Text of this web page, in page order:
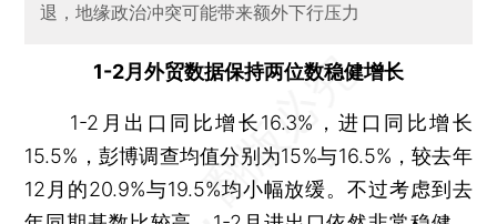
退，地缘政治冲突可能带来额外下行压力
1-2月外贸数据保持两位数稳健增长
1-2月出口同比增长16.3%，进口同比增长
15.5%，彭博调查均值分别为15%与16.5%，较去年
12月的20.9%与19.5%均小幅放缓。不过考虑到去